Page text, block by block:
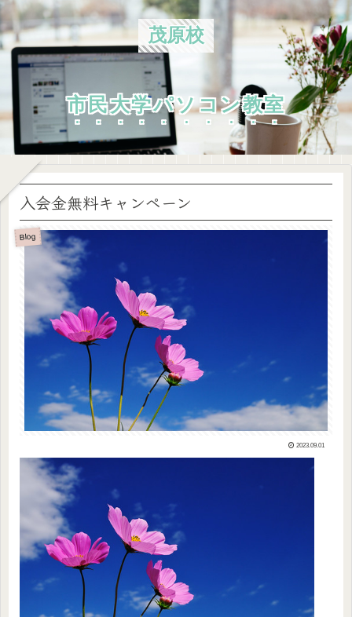
茂原校
市民大学パソコン教室
入会金無料キャンペーン
Blog
2023.09.01